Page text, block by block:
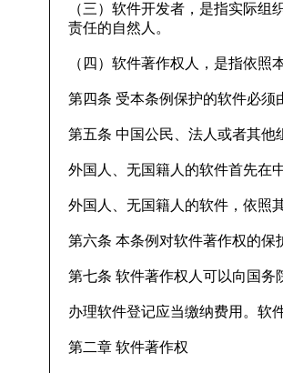
（三）软件开发者，是指实际
责任的自然人。
（四）软件著作权人，是指依照
第四条 受本条例保护的软件必须
第五条 中国公民、法人或者其他
外国人、无国籍人的软件首先在
外国人、无国籍人的软件，依照
第六条 本条例对软件著作权的保
第七条 软件著作权人可以向国
办理软件登记应当缴纳费用。软
第二章 软件著作权